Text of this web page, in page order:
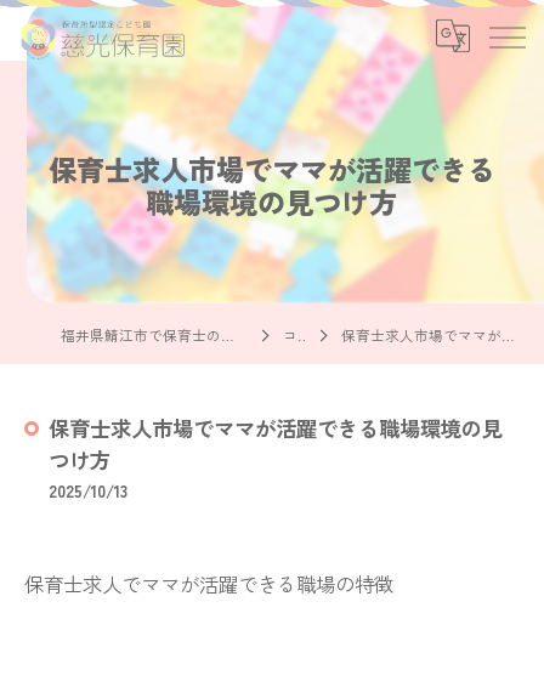
保育士求人市場でママが活躍できる
職場環境の見つけ方
コラム 保育士求人市場でママが活躍できる職場環境の見つけ方
保育士求人市場でママが活躍できる職場環境の見
つけ方
2025/10/13
保育士求人でママが活躍できる職場の特徴